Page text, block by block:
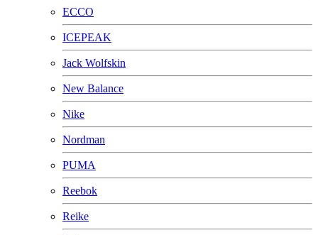
ECCO
ICEPEAK
Jack Wolfskin
New Balance
Nike
Nordman
PUMA
Reebok
Reike